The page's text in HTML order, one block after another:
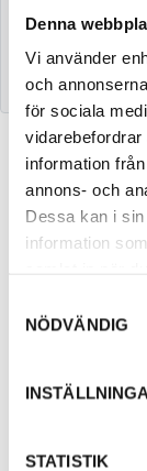
Denna
Vi använder
och
för sociala
vidarebefordrar
information
annons- och
Dessa kan i
information
NÖDVÄNDIG
STATISTIK
1022058
Mikuni lilla
Mikuni
Gänga /